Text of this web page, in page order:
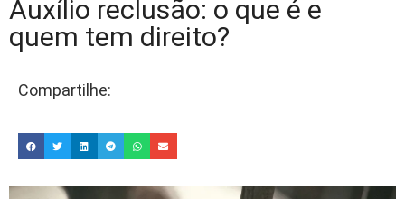
Auxílio reclusão: o que é e
quem tem direito?
Compartilhe: